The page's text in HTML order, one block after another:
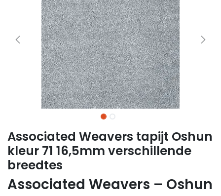
Associated Weavers tapijt Oshun
kleur 71 16,5mm verschillende
breedtes
Associated Weavers – Oshun